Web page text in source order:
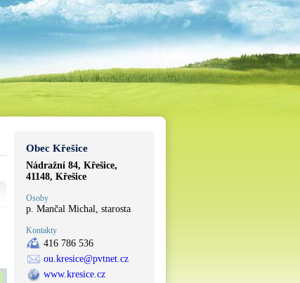
Obec Křešice
Nádražní 84, Křešice,
41148, Křešice
Osoby
p. Mančal Michal, starosta
Kontakty
416 786 536
ou.kresice@pvtnet.cz
www.kresice.cz